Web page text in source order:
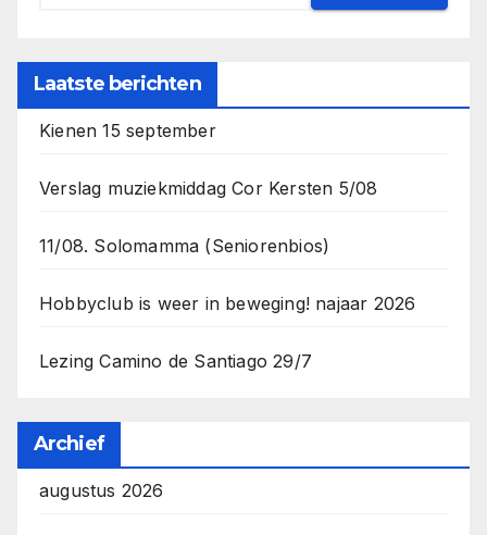
Laatste berichten
Kienen 15 september
Verslag muziekmiddag Cor Kersten 5/08
11/08. Solomamma (Seniorenbios)
Hobbyclub is weer in beweging! najaar 2026
Lezing Camino de Santiago 29/7
Archief
augustus 2026